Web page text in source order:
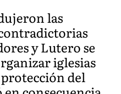
las
y Lutero se
iglesias
del